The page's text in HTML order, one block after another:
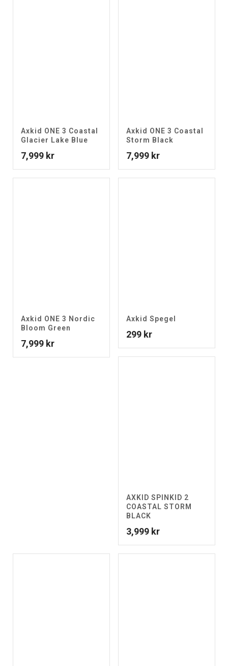
Axkid ONE 3 Coastal
Glacier Lake Blue
7,999 kr
Axkid ONE 3 Coastal
Storm Black
7,999 kr
Axkid ONE 3 Nordic
Bloom Green
7,999 kr
Axkid Spegel
299 kr
AXKID SPINKID 2
COASTAL STORM
BLACK
3,999 kr